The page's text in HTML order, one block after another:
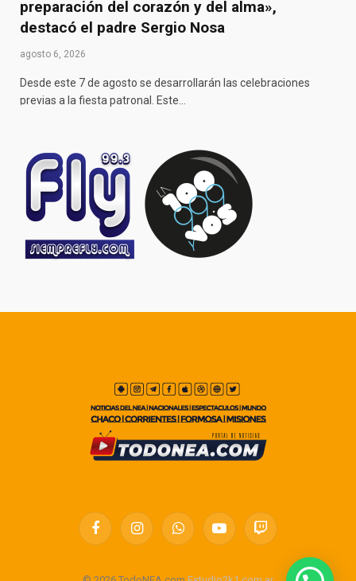
preparación del corazón y del alma»,
destacó el padre Sergio Nosa
agosto 6, 2026
Desde este 7 de agosto se desarrollarán las celebraciones
previas a la fiesta patronal. Este…
FacebookInstagramWhatsAppYouTubeTwitch